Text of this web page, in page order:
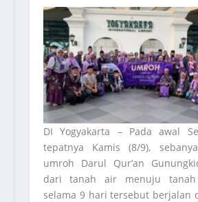
DI Yogyakarta – Pada awal
tepatnya Kamis (8/9),
umroh Darul Qur’an
dari tanah air menuju
selama 9 hari tersebut berjalan